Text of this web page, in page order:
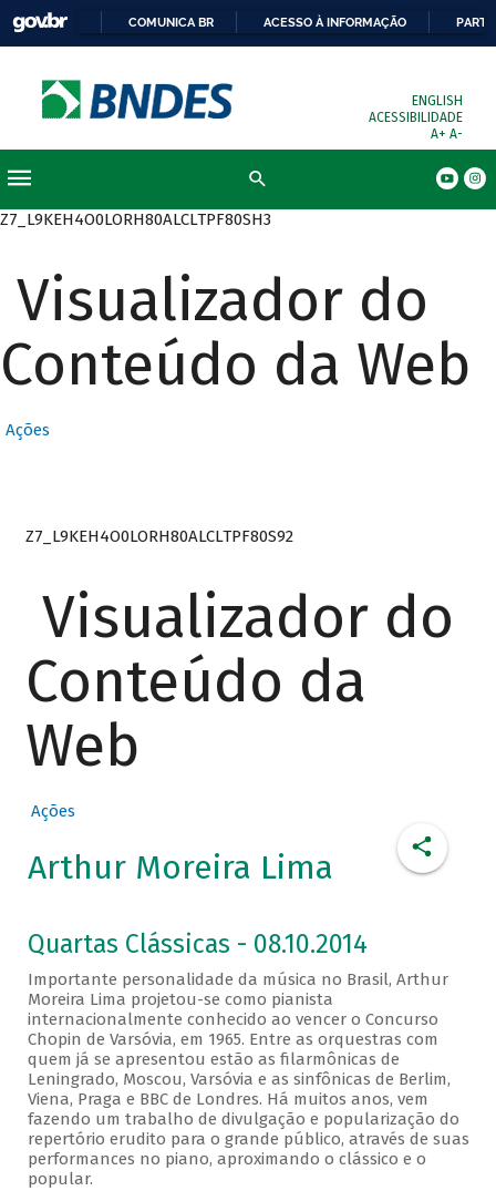
COMUNICA BR ACESSO À INFORMAÇÃO
ENGLISH
ACESSIBILIDADE
A+ A-
Z7_L9KEH4O0LORH80ALCLTPF80SH3
Visualizador do
Conteúdo da Web
Ações
Z7_L9KEH4O0LORH80ALCLTPF80S92
Visualizador do
Conteúdo da
Web
Ações
Arthur Moreira Lima
Quartas Clássicas - 08.10.2014
Importante personalidade da música no Brasil, Arthur
Moreira Lima projetou-se como pianista
internacionalmente conhecido ao vencer o Concurso
Chopin de Varsóvia, em 1965. Entre as orquestras com
quem já se apresentou estão as filarmônicas de
Leningrado, Moscou, Varsóvia e as sinfônicas de Berlim,
Viena, Praga e BBC de Londres. Há muitos anos, vem
fazendo um trabalho de divulgação e popularização do
repertório erudito para o grande público, através de suas
performances no piano, aproximando o clássico e o
popular.